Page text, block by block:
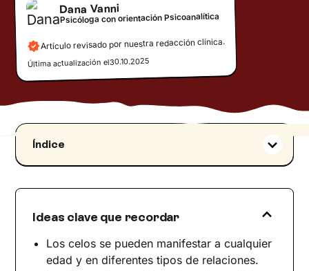
Dana Vanni
Psicóloga con orientación Psicoanalítica
Artículo revisado por nuestra redacción clínica.
Última actualización el30.10.2025
Índice
Qué son los celos: significado
¿Cómo se manifiestan los celos? Síntomas y
Los síntomas de la persona celosa
¿Por qué una persona es celosa?
Características de las personas celosas
Ideas clave que recordar
Los celos se pueden manifestar a cualquier
edad y en diferentes tipos de relaciones.